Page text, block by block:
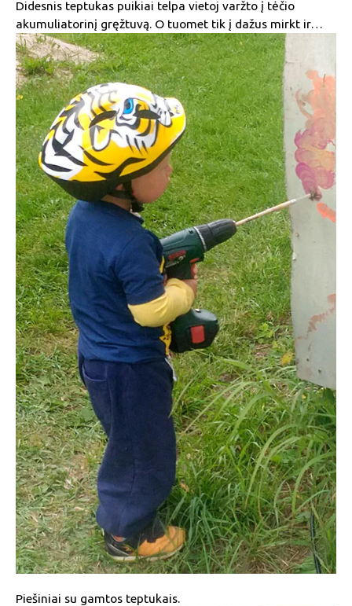
Didesnis teptukas puikiai telpa vietoj varžto į tėčio
akumuliatorinį gręžtuvą. O tuomet tik į dažus mirkt ir…
Piešiniai su gamtos teptukais.